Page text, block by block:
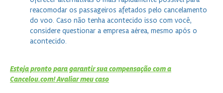
reacomodar os passageiros afetados pelo cancelamento
do voo. Caso não tenha acontecido isso com você,
considere questionar a empresa aérea, mesmo após o
acontecido.
Esteja pronto para garantir sua compensação com a
Cancelou.com! Avaliar meu caso